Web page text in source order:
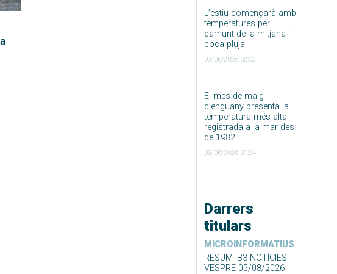
L’estiu començarà amb
temperatures per
damunt de la mitjana i
poca pluja
09/06/2026 02:52
El mes de maig
d’enguany presenta la
temperatura més alta
registrada a la mar des
de 1982
09/06/2026 01:24
Darrers
titulars
MICROINFORMATIUS
RESUM IB3 NOTÍCIES
VESPRE 05/08/2026